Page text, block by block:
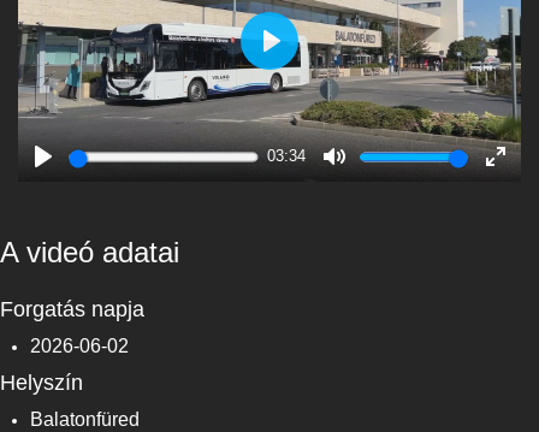
03:34
Play
A videó adatai
Forgatás napja
2026-06-02
Helyszín
Balatonfüred